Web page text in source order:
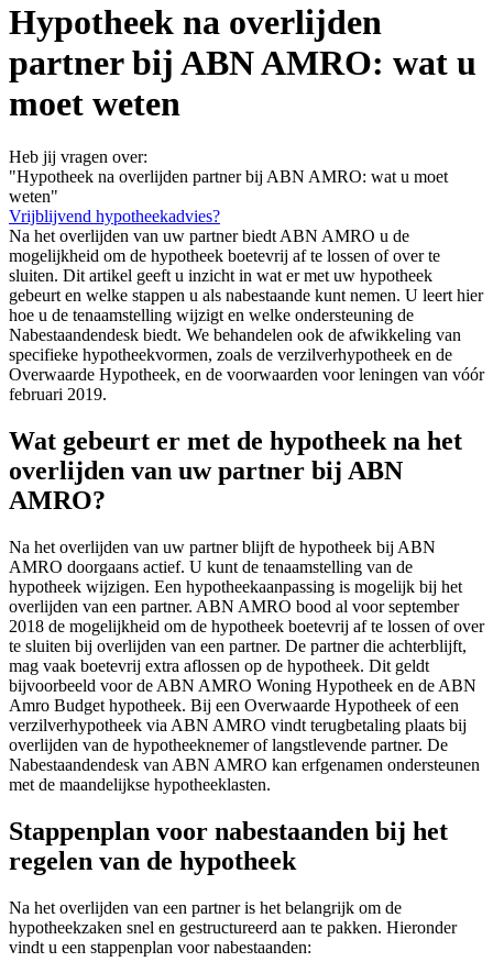
Hypotheek na overlijden
partner bij ABN AMRO: wat u
moet weten
Heb jij vragen over:
"Hypotheek na overlijden partner bij ABN AMRO: wat u moet
weten"
Vrijblijvend hypotheekadvies?
Na het overlijden van uw partner biedt ABN AMRO u de
mogelijkheid om de hypotheek boetevrij af te lossen of over te
sluiten. Dit artikel geeft u inzicht in wat er met uw hypotheek
gebeurt en welke stappen u als nabestaande kunt nemen. U leert hier
hoe u de tenaamstelling wijzigt en welke ondersteuning de
Nabestaandendesk biedt. We behandelen ook de afwikkeling van
specifieke hypotheekvormen, zoals de verzilverhypotheek en de
Overwaarde Hypotheek, en de voorwaarden voor leningen van vóór
februari 2019.
Wat gebeurt er met de hypotheek na het
overlijden van uw partner bij ABN
AMRO?
Na het overlijden van uw partner blijft de hypotheek bij ABN
AMRO doorgaans actief. U kunt de tenaamstelling van de
hypotheek wijzigen. Een hypotheekaanpassing is mogelijk bij het
overlijden van een partner. ABN AMRO bood al voor september
2018 de mogelijkheid om de hypotheek boetevrij af te lossen of over
te sluiten bij overlijden van een partner. De partner die achterblijft,
mag vaak boetevrij extra aflossen op de hypotheek. Dit geldt
bijvoorbeeld voor de ABN AMRO Woning Hypotheek en de ABN
Amro Budget hypotheek. Bij een Overwaarde Hypotheek of een
verzilverhypotheek via ABN AMRO vindt terugbetaling plaats bij
overlijden van de hypotheeknemer of langstlevende partner. De
Nabestaandendesk van ABN AMRO kan erfgenamen ondersteunen
met de maandelijkse hypotheeklasten.
Stappenplan voor nabestaanden bij het
regelen van de hypotheek
Na het overlijden van een partner is het belangrijk om de
hypotheekzaken snel en gestructureerd aan te pakken. Hieronder
vindt u een stappenplan voor nabestaanden: